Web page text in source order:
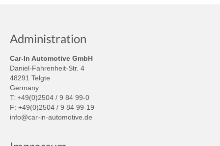
Administration
Car-In Automotive GmbH
Daniel-Fahrenheit-Str. 4
48291 Telgte
Germany
T: +49(0)2504 / 9 84 99-0
F: +49(0)2504 / 9 84 99-19
info@car-in-automotive.de